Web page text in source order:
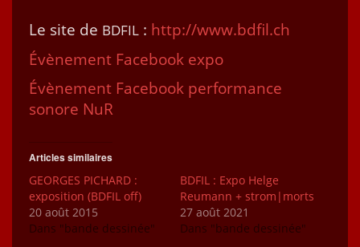
Le site de BDFIL : http://www.bdfil.ch
Évène­ment Face­book expo
Évène­ment Face­book per­for­mance
sonore NuR
Articles similaires
GEORGES PICHARD :
exposition (BDFIL off)
20 août 2015
Dans "bande dessinée"
BDFIL : Expo Helge
Reumann + strom|morts
27 août 2021
Dans "bande dessinée"